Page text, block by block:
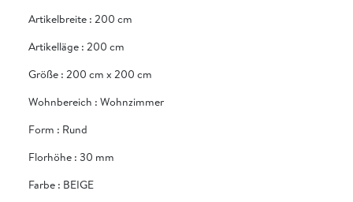
Artikelbreite : 200 cm
Artikelläge : 200 cm
Größe : 200 cm x 200 cm
Wohnbereich : Wohnzimmer
Form : Rund
Florhöhe : 30 mm
Farbe : BEIGE